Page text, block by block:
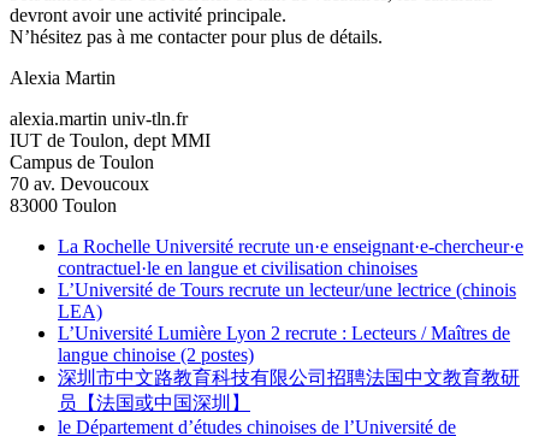
devront avoir une activité principale.
N’hésitez pas à me contacter pour plus de détails.
Alexia Martin
alexia.martin univ-tln.fr
IUT de Toulon, dept MMI
Campus de Toulon
70 av. Devoucoux
83000 Toulon
La Rochelle Université recrute un·e enseignant·e-chercheur·e
contractuel·le en langue et civilisation chinoises
L’Université de Tours recrute un lecteur/une lectrice (chinois
LEA)
L’Université Lumière Lyon 2 recrute : Lecteurs / Maîtres de
langue chinoise (2 postes)
深圳市中文路教育科技有限公司招聘法国中文教育教研
员【法国或中国深圳】
le Département d’études chinoises de l’Université de